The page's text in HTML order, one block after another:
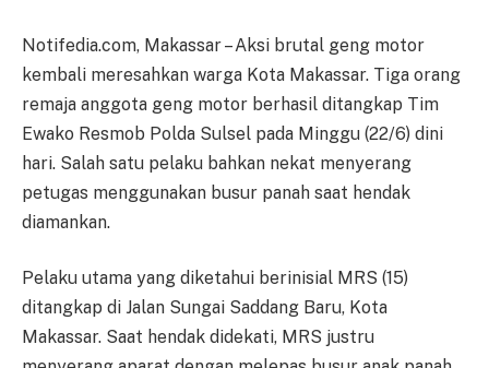
Notifedia.com, Makassar – Aksi brutal geng motor
kembali meresahkan warga Kota Makassar. Tiga orang
remaja anggota geng motor berhasil ditangkap Tim
Ewako Resmob Polda Sulsel pada Minggu (22/6) dini
hari. Salah satu pelaku bahkan nekat menyerang
petugas menggunakan busur panah saat hendak
diamankan.
Pelaku utama yang diketahui berinisial MRS (15)
ditangkap di Jalan Sungai Saddang Baru, Kota
Makassar. Saat hendak didekati, MRS justru